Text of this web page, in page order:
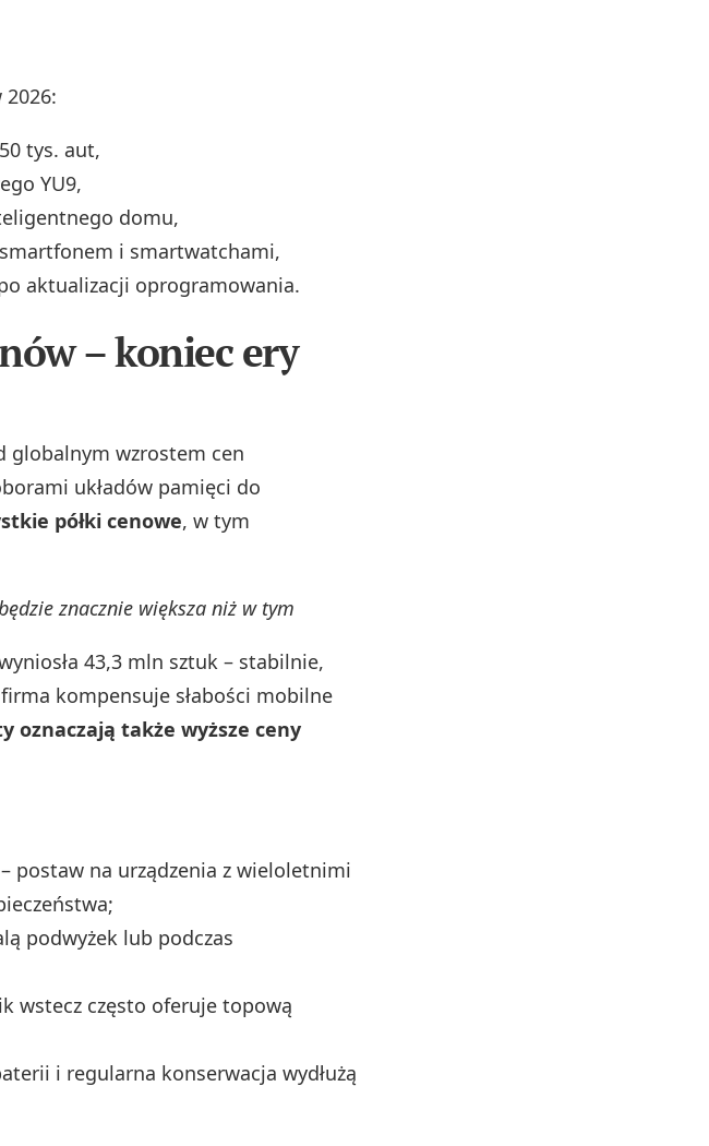
tys. aut,
YU9,
domu,
i smartwatchami,
aktualizacji oprogramowania.
– koniec ery
globalnym wzrostem cen
układów pamięci do
półki cenowe, w tym
znacznie większa niż w tym
43,3 mln sztuk – stabilnie,
kompensuje słabości mobilne
oznaczają także wyższe ceny
– postaw na urządzenia z wieloletnimi
podwyżek lub podczas
wstecz często oferuje topową
i regularna konserwacja wydłużą